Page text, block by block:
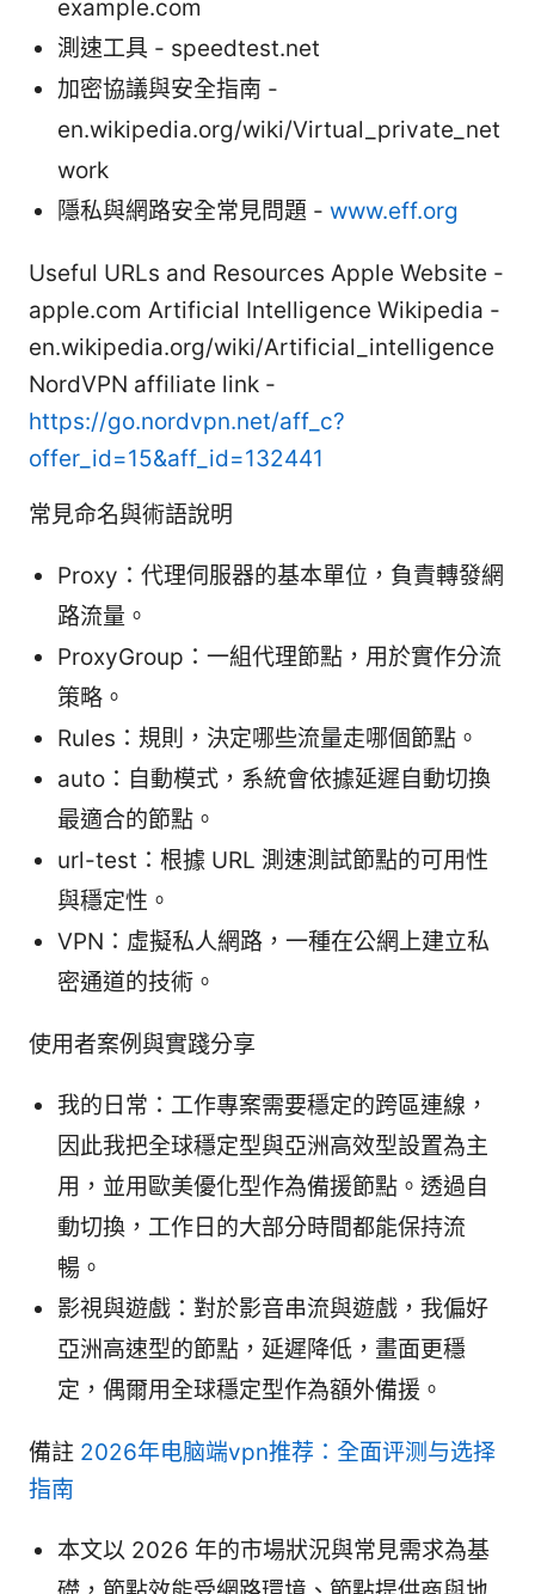
example.com
測速工具 - speedtest.net
加密協議與安全指南 -
en.wikipedia.org/wiki/Virtual_private_net
work
隱私與網路安全常見問題 - www.eff.org
Useful URLs and Resources Apple Website -
apple.com Artificial Intelligence Wikipedia -
en.wikipedia.org/wiki/Artificial_intelligence
NordVPN affiliate link -
https://go.nordvpn.net/aff_c?
offer_id=15&aff_id=132441
常見命名與術語說明
Proxy：代理伺服器的基本單位，負責轉發網
路流量。
ProxyGroup：一組代理節點，用於實作分流
策略。
Rules：規則，決定哪些流量走哪個節點。
auto：自動模式，系統會依據延遲自動切換
最適合的節點。
url-test：根據 URL 測速測試節點的可用性
與穩定性。
VPN：虛擬私人網路，一種在公網上建立私
密通道的技術。
使用者案例與實踐分享
我的日常：工作專案需要穩定的跨區連線，
因此我把全球穩定型與亞洲高效型設置為主
用，並用歐美優化型作為備援節點。透過自
動切換，工作日的大部分時間都能保持流
暢。
影視與遊戲：對於影音串流與遊戲，我偏好
亞洲高速型的節點，延遲降低，畫面更穩
定，偶爾用全球穩定型作為額外備援。
備註 2026年电脑端vpn推荐：全面评测与选择
指南
本文以 2026 年的市場狀況與常見需求為基